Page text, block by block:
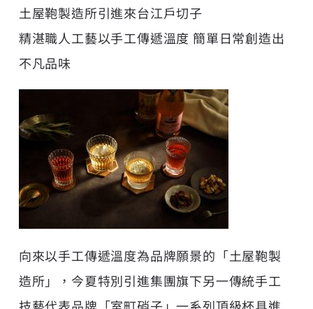
土屋鞄製造所引進來台江戶切子
精湛職人工藝以手工傳遞溫度 簡單日常創造出
不凡品味
向來以手工傳遞溫度為品牌願景的「土屋鞄製
造所」，今夏特別引進集團旗下另一傳統手工
技藝代表品牌「室町硝子」一系列頂級杯具進